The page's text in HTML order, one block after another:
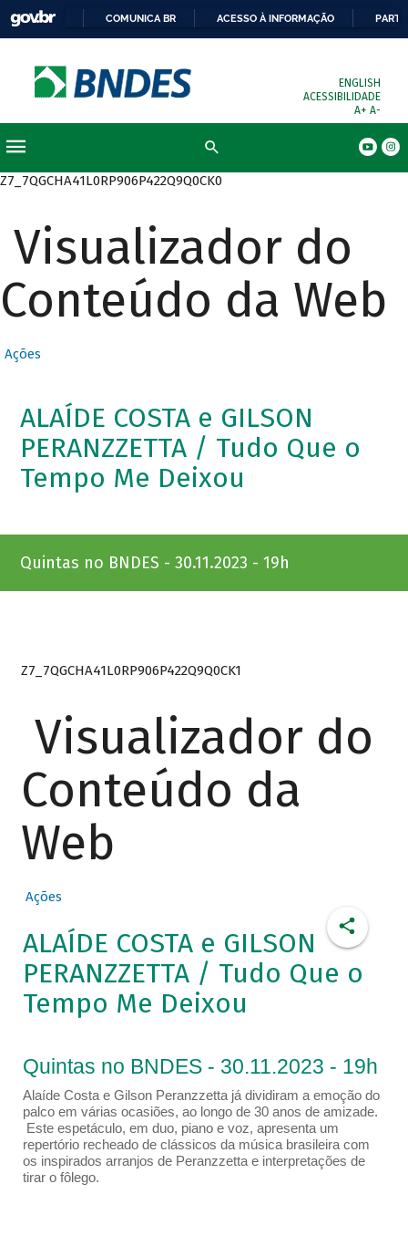
COMUNICA BR ACESSO À INFORMAÇÃO
ENGLISH
ACESSIBILIDADE
A+ A-
Z7_7QGCHA41L0RP906P422Q9Q0CK0
Visualizador do
Conteúdo da Web
Ações
ALAÍDE COSTA e GILSON
PERANZZETTA / Tudo Que o
Tempo Me Deixou
Quintas no BNDES - 30.11.2023 - 19h
Z7_7QGCHA41L0RP906P422Q9Q0CK1
Visualizador do
Conteúdo da
Web
Ações
ALAÍDE COSTA e GILSON
PERANZZETTA / Tudo Que o
Tempo Me Deixou
Quintas no BNDES - 30.11.2023 - 19h
Alaíde Costa e Gilson Peranzzetta já dividiram a emoção do
palco em várias ocasiões, ao longo de 30 anos de amizade.
Este espetáculo, em duo, piano e voz, apresenta um
repertório recheado de clássicos da música brasileira com
os inspirados arranjos de Peranzzetta e interpretações de
tirar o fôlego.